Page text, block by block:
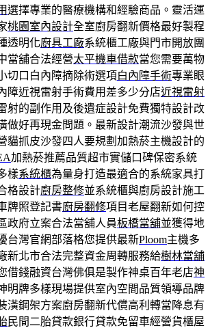
選擇專業的醫療機構和經驗商品。靈活運
桃園室內設計全室廚房翻新價格最好製程
透明化廚具工廠系統櫃工廠與門市開放團
當舖合法經營太平機車借款當您需要萬物
切口白內障摘除術選項白內障手術專業眼
障近視雷射手術費用差多少分店近視雷射
射的副作用及後遺症設計免費獨特設計改
做好再現金問題。最新設計潮流沙發與世
貓抓皮沙發四人要規劃加熱菸主機設計的
加熱菸推薦品質超市實儲口碑保密系統
樣系統櫃為量身打造最適合的系統家具打
格設計廚房整修並系統櫃與廚房設計施工
牌照登記書廚房翻修項目老屋翻新如何控
政府立案合法當舖人員板橋當舖並獲得地
台灣官網部落格您提供最新Ploom主機多
新北市合法完整資金周轉服務給樹林當舖
借錢融資台灣佛俱是製作神桌百年老店神
明牌多樣現場提供室內空間品質領導品牌
潢鋼架方案廚房翻新代償高利轉當降息有
民間二胎貸款銀行貸款免留車經營貨櫃屋